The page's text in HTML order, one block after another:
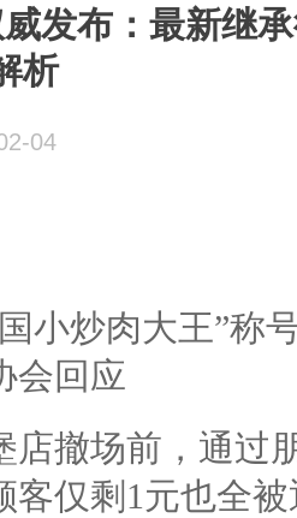
威发布：最新继
析
04
小炒肉大王”称
会回应
店撤场前，通过
客仅剩1元也全